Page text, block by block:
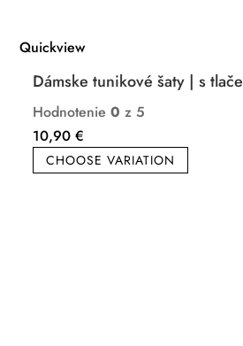
Quickview
Dámske tunikové šaty | s
Hodnotenie0 z 5
10,90€
CHOOSE VARIATION